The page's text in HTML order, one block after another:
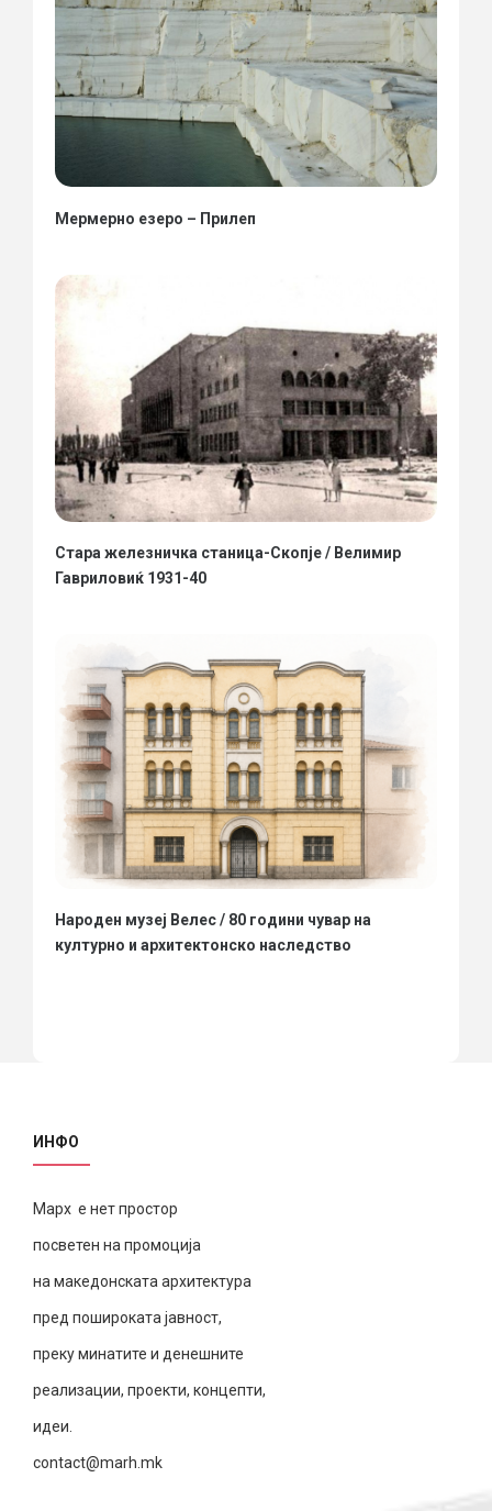
Мермерно езеро – Прилеп
Стара железничка станица-Скопје / Велимир
Гавриловиќ 1931-40
Народен музеј Велес / 80 години чувар на
културно и архитектонско наследство
ИНФО
Марх е нет простор
посветен на промоција
на македонската архитектура
пред пошироката јавност,
преку минатите и денешните
реализации, проекти, концепти,
идеи.
contact@marh.mk